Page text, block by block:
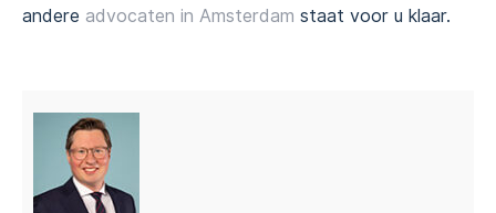
andere advocaten in Amsterdam staat voor u klaar.